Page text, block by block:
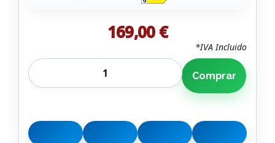
169,00 €
*IVA Incluido
Comprar